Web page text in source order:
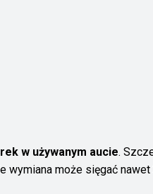
w używanym aucie.
może sięgać nawet